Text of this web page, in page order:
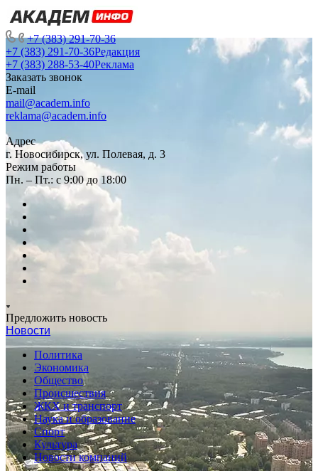
+7 (383) 291-70-36
+7 (383) 291-70-36Редакция
+7 (383) 288-53-40Реклама
Заказать звонок
E-mail
mail@academ.info
reklama@academ.info
Адрес
г. Новосибирск, ул. Полевая, д. 3
Режим работы
Пн. – Пт.: с 9:00 до 18:00
Предложить новость
Новости
Политика
Экономика
Общество
Происшествия
ЖКХ и транспорт
Наука и образование
Спорт
Культура
Новости компаний